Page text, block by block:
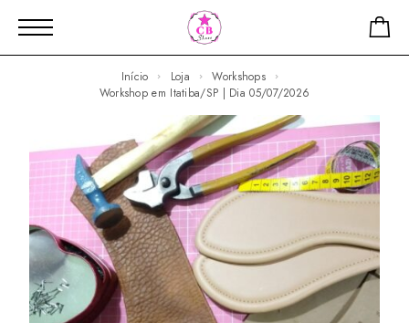
Início Loja
Workshops
Workshop em Itatiba/SP | Dia 05/07/2026